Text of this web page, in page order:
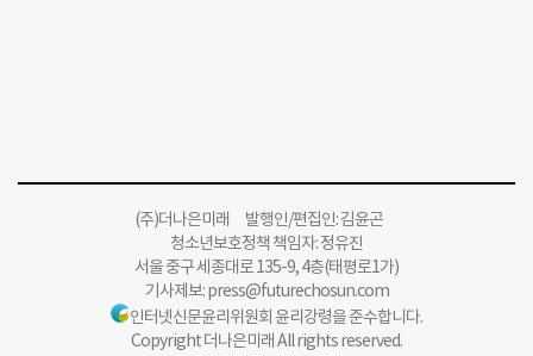
(주)더나은미래 발행인/편집인: 김윤곤
청소년보호정책 책임자: 정유진
서울 중구 세종대로 135-9, 4층(태평로1가)
기사제보:press@futurechosun.com
인터넷신문윤리위원회 윤리강령을 준수합니다.
Copyright 더나은미래 All rights reserved.